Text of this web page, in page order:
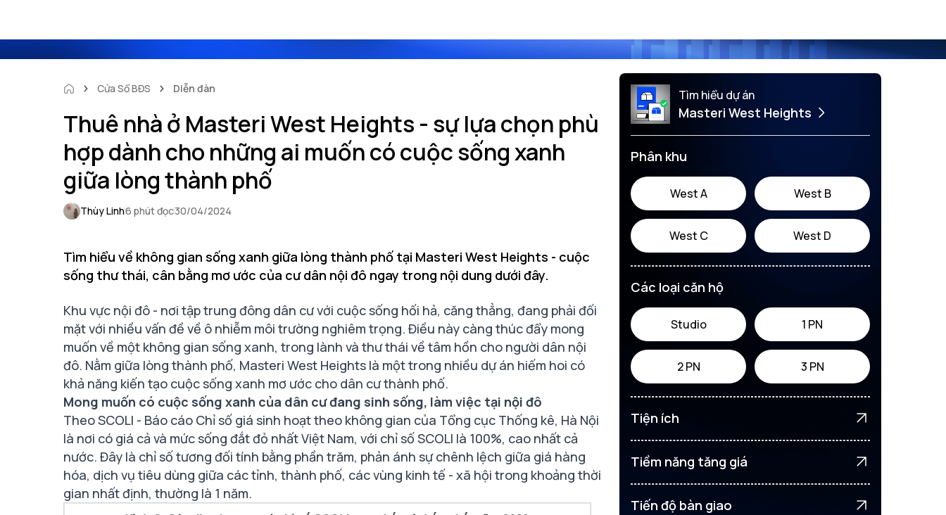
Cửa Sổ BĐS Diễn đàn
Thuê nhà ở Masteri West Heights - sự lựa chọn phù
hợp dành cho những ai muốn có cuộc sống xanh
giữa lòng thành phố
Thùy Linh6 phút đọc30/04/2024
Tìm hiểu về không gian sống xanh giữa lòng thành phố tại Masteri West Heights - cuộc
sống thư thái, cân bằng mơ ước của cư dân nội đô ngay trong nội dung dưới đây.
Khu vực nội đô - nơi tập trung đông dân cư với cuộc sống hối hả, căng thẳng, đang phải đối
mặt với nhiều vấn đề về ô nhiễm môi trường nghiêm trọng. Điều này càng thúc đẩy mong
muốn về một không gian sống xanh, trong lành và thư thái về tâm hồn cho người dân nội
đô. Nằm giữa lòng thành phố, Masteri West Heights là một trong nhiều dự án hiếm hoi có
khả năng kiến tạo cuộc sống xanh mơ ước cho dân cư thành phố.
Mong muốn có cuộc sống xanh của dân cư đang sinh sống, làm việc tại nội đô
Theo SCOLI - Báo cáo Chỉ số giá sinh hoạt theo không gian của Tổng cục Thống kê, Hà Nội
là nơi có giá cả và mức sống đắt đỏ nhất Việt Nam, với chỉ số SCOLI là 100%, cao nhất cả
nước. Đây là chỉ số tương đối tính bằng phần trăm, phản ánh sự chênh lệch giữa giá hàng
hóa, dịch vụ tiêu dùng giữa các tỉnh, thành phố, các vùng kinh tế - xã hội trong khoảng thời
gian nhất định, thường là 1 năm.
Tìm hiểu dự án
Masteri West Heights
Phân khu
West A West B
West C West D
Các loại căn hộ
Studio 1 PN
2 PN 3 PN
Tiện ích
Tiềm năng tăng giá
Tiến độ bàn giao